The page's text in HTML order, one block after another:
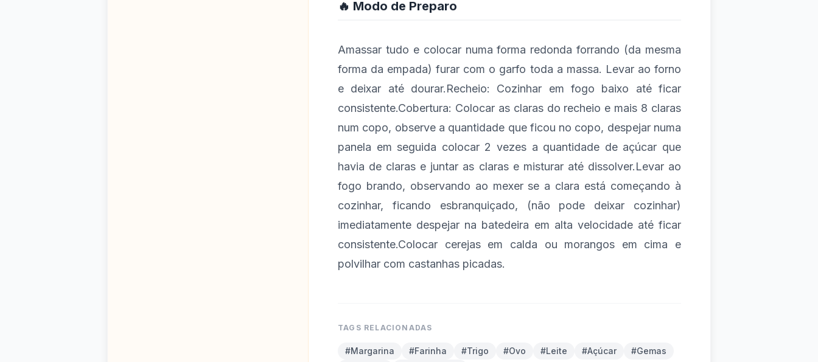
🔥 Modo de Preparo
Amassar tudo e colocar numa forma redonda forrando (da mesma
forma da empada) furar com o garfo toda a massa. Levar ao forno
e deixar até dourar.Recheio: Cozinhar em fogo baixo até ficar
consistente.Cobertura: Colocar as claras do recheio e mais 8 claras
num copo, observe a quantidade que ficou no copo, despejar numa
panela em seguida colocar 2 vezes a quantidade de açúcar que
havia de claras e juntar as claras e misturar até dissolver.Levar ao
fogo brando, observando ao mexer se a clara está começando à
cozinhar, ficando esbranquiçado, (não pode deixar cozinhar)
imediatamente despejar na batedeira em alta velocidade até ficar
consistente.Colocar cerejas em calda ou morangos em cima e
polvilhar com castanhas picadas.
TAGS RELACIONADAS
#Margarina #Farinha #Trigo #Ovo #Leite #Açúcar
#Gemas